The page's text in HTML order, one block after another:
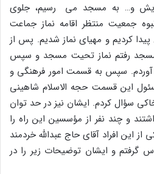
و… به مسجد مى رسیم، جلوى
جمعیت منتظر اقامه نماز جماعت
کردیم و مهیاى نماز شدیم. پس از
رفتم نماز تحیت مسجد و سپس
آوردم. سپس به قسمت امور فرهنگى و
این قسمت حجه الاسلام شاهینى
سؤال کردم. ایشان نیز در حد توان
و چند نفر از مؤسسین این راه را
از این افراد آقاى حاج عبدالله خردمند
گرفتم و ایشان توضیحات زیر را در